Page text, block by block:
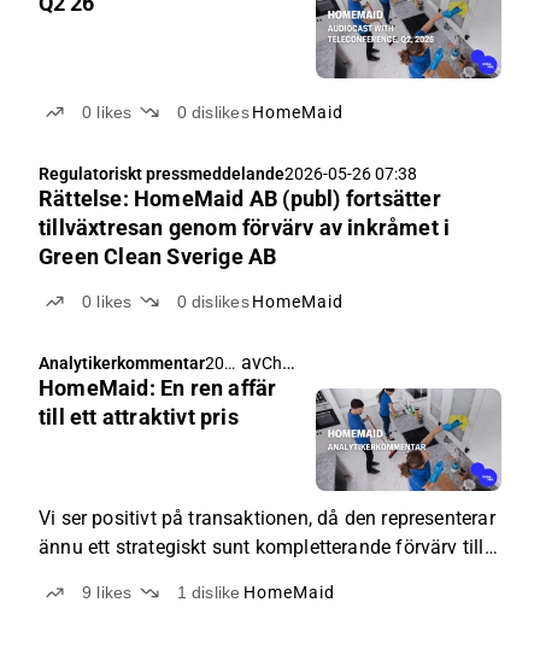
0 likes 0 dislikes HomeMaid
Regulatoriskt pressmeddelande2026-05-26 07:38
Rättelse: HomeMaid AB (publ) fortsätter
tillväxtresan genom förvärv av inkråmet i
Green Clean Sverige AB
0 likes 0 dislikes HomeMaid
Analytikerkommentar202
6-
05-
av Christoffer Jennel
HomeMaid: En ren affär
till ett attraktivt pris
Vi ser positivt på transaktionen, då den representerar
ännu ett strategiskt sunt kompletterande förvärv till
företagets strategi att konsolidera den
9 likes 1 dislike HomeMaid